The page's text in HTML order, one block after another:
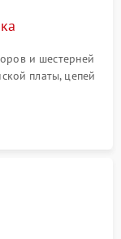
и шестерней
платы, цепей
механизма